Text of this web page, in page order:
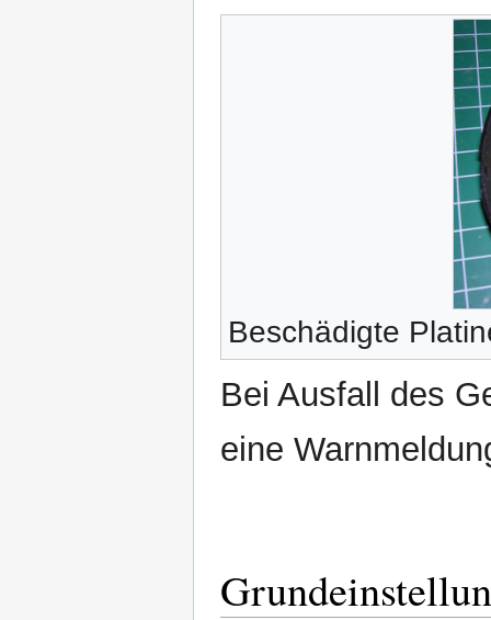
Beschädigte
Bei Ausfall des
eine